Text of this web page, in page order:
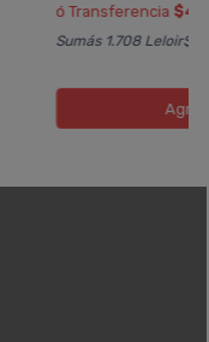
ó Transferencia
Sumás 1.708 Leloir$